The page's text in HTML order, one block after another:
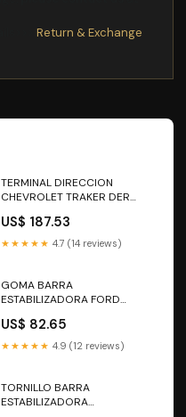
Return & Exchange
TERMINAL DIRECCION
CHEVROLET TRAKER DER
26074754R-SYD
ALTERNADOR
US$ 187.53
★★★★★ 4.7 (14 reviews)
GOMA BARRA
ESTABILIZADORA FORD
1408003-SYD CHEVY
US$ 82.65
★★★★★ 4.9 (12 reviews)
TORNILLO BARRA
ESTABILIZADORA